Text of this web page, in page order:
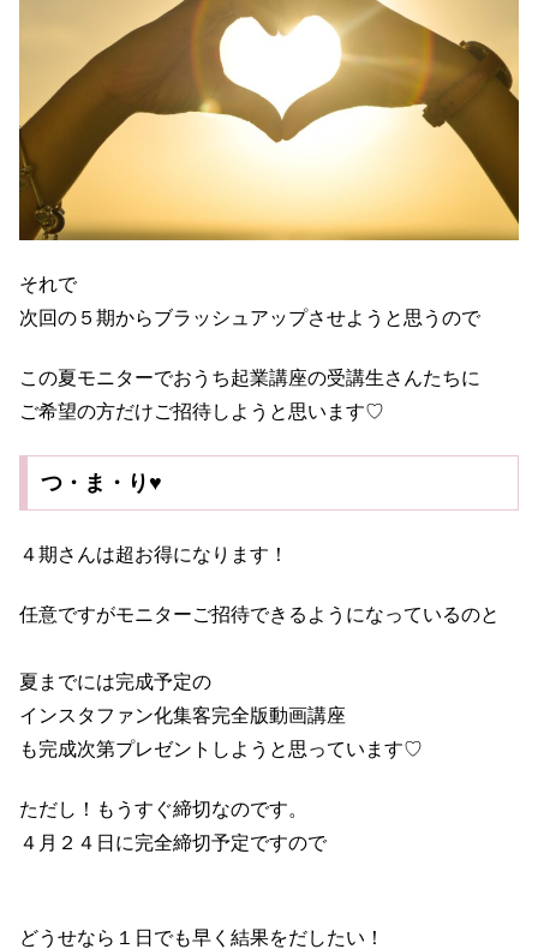
それで
次回の５期からブラッシュアップさせようと思うので
この夏モニターでおうち起業講座の受講生さんたちに
ご希望の方だけご招待しようと思います♡
つ・ま・り♥
４期さんは超お得になります！
任意ですがモニターご招待できるようになっているのと
夏までには完成予定の
インスタファン化集客完全版動画講座
も完成次第プレゼントしようと思っています♡
ただし！もうすぐ締切なのです。
４月２４日に完全締切予定ですので
どうせなら１日でも早く結果をだしたい！